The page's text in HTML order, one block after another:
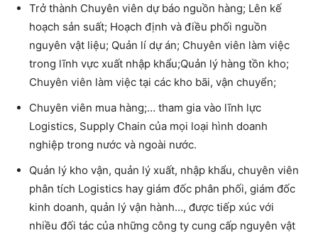
Trở thành Chuyên viên dự báo nguồn hàng; Lên kế
hoạch sản suất; Hoạch định và điều phối nguồn
nguyên vật liệu; Quản lí dự án; Chuyên viên làm việc
trong lĩnh vực xuất nhập khẩu;Quản lý hàng tồn kho;
Chuyên viên làm việc tại các kho bãi, vận chuyển;
Chuyên viên mua hàng;… tham gia vào lĩnh lực
Logistics, Supply Chain của mọi loại hình doanh
nghiệp trong nước và ngoài nước.
Quản lý kho vận, quản lý xuất, nhập khẩu, chuyên viên
phân tích Logistics hay giám đốc phân phối, giám đốc
kinh doanh, quản lý vận hành…, được tiếp xúc với
nhiều đối tác của những công ty cung cấp nguyên vật